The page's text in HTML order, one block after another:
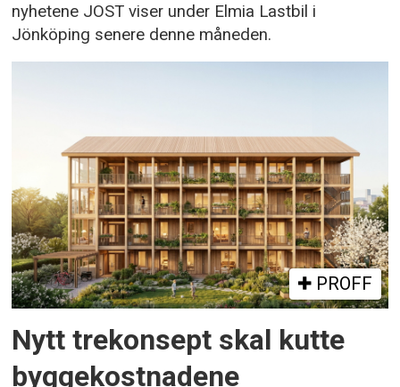
nyhetene JOST viser under Elmia Lastbil i
Jönköping senere denne måneden.
PROFF
Nytt trekonsept skal kutte
byggekostnadene